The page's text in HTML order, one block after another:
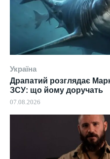
Україна
Драпатий розглядає
ЗСУ: що йому доручать
07.08.2026